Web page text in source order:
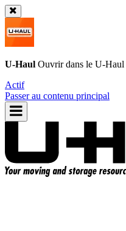
U-Haul Ouvrir dans le U-Haul
Actif
Passer au contenu principal